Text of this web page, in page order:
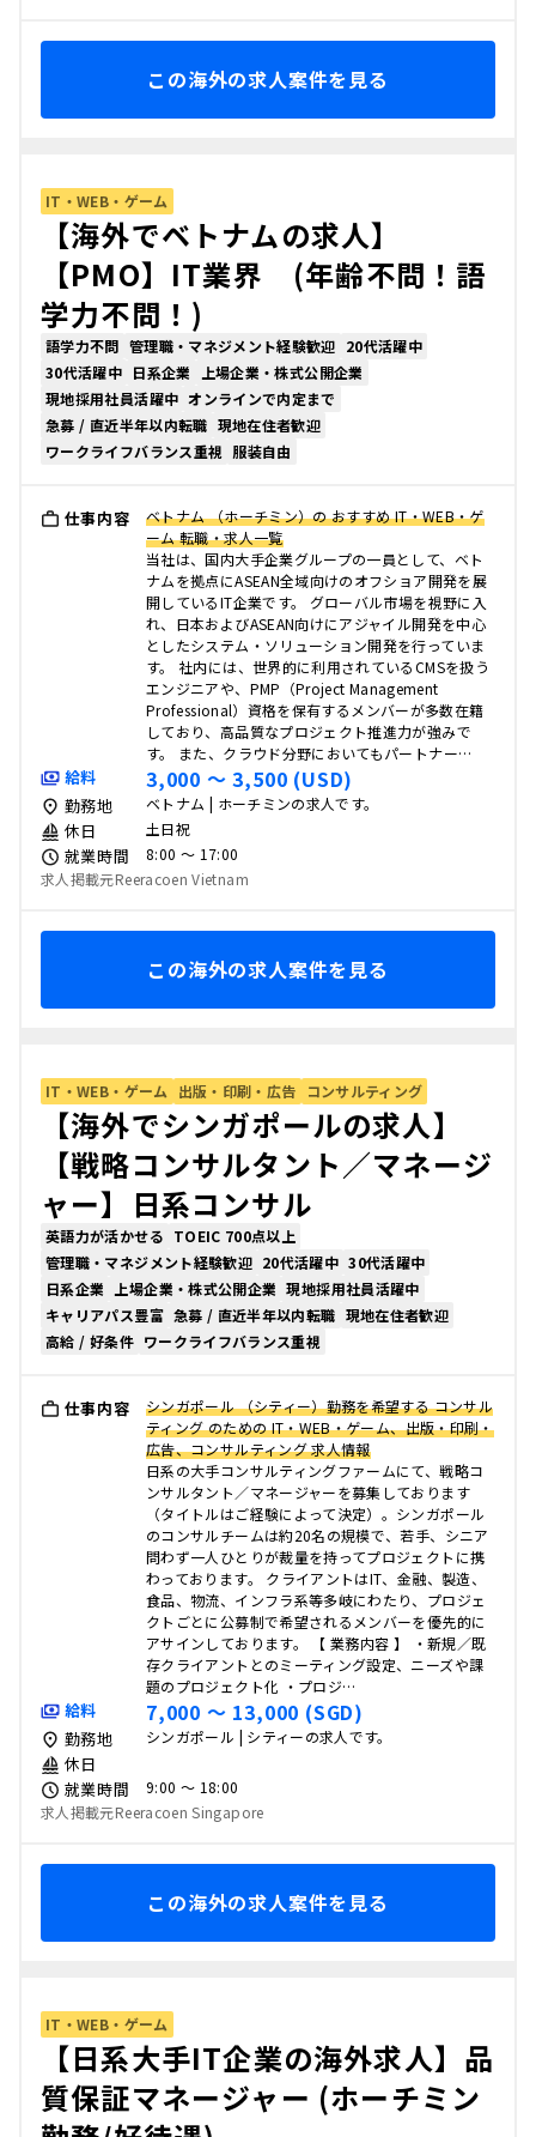
この海外の求人案件を見る
IT・WEB・ゲーム
【海外でベトナムの求人】
【PMO】IT業界 (年齢不問！語
学力不問！)
語学力不問 管理職・マネジメント経験歓迎 20代活躍中
30代活躍中 日系企業
上場企業・株式公開企業
現地採用社員活躍中 オンラインで内定まで
急募 / 直近半年以内転職 現地在住者歓迎
ワークライフバランス重視 服装自由
仕事内容
ベトナム （ホーチミン）の おすすめ IT・WEB・ゲ
ーム 転職・求人一覧
当社は、国内大手企業グループの一員として、ベト
ナムを拠点にASEAN全域向けのオフショア開発を展
開しているIT企業です。 グローバル市場を視野に入
れ、日本およびASEAN向けにアジャイル開発を中心
としたシステム・ソリューション開発を行っていま
す。 社内には、世界的に利用されているCMSを扱う
エンジニアや、PMP（Project Management
Professional）資格を保有するメンバーが多数在籍
しており、高品質なプロジェクト推進力が強みで
す。 また、クラウド分野においてもパートナー…
給料 3,000 〜 3,500 (USD)
勤務地 ベトナム | ホーチミンの求人です。
休日 土日祝
就業時間
8:00 〜 17:00
求人掲載元Reeracoen Vietnam
この海外の求人案件を見る
IT・WEB・ゲーム 出版・印刷・広告 コンサルティング
【海外でシンガポールの求人】
【戦略コンサルタント／マネージ
ャー】日系コンサル
英語力が活かせる TOEIC 700点以上
管理職・マネジメント経験歓迎 20代活躍中 30代活躍中
日系企業
上場企業・株式公開企業 現地採用社員活躍中
キャリアパス豊富 急募 / 直近半年以内転職 現地在住者歓迎
高給 / 好条件 ワークライフバランス重視
仕事内容
シンガポール （シティー）勤務を希望する コンサル
ティング のための IT・WEB・ゲーム、出版・印刷・
広告、コンサルティング 求人情報
日系の大手コンサルティングファームにて、戦略コ
ンサルタント／マネージャーを募集しております
（タイトルはご経験によって決定）。シンガポール
のコンサルチームは約20名の規模で、若手、シニア
問わず一人ひとりが裁量を持ってプロジェクトに携
わっております。 クライアントはIT、金融、製造、
食品、物流、インフラ系等多岐にわたり、プロジェ
クトごとに公募制で希望されるメンバーを優先的に
アサインしております。 【 業務内容 】 ・新規／既
存クライアントとのミーティング設定、ニーズや課
題のプロジェクト化 ・プロジ…
給料 7,000 〜 13,000 (SGD)
勤務地 シンガポール | シティーの求人です。
休日
就業時間
9:00 〜 18:00
求人掲載元Reeracoen Singapore
この海外の求人案件を見る
IT・WEB・ゲーム
【日系大手IT企業の海外求人】品
質保証マネージャー (ホーチミン